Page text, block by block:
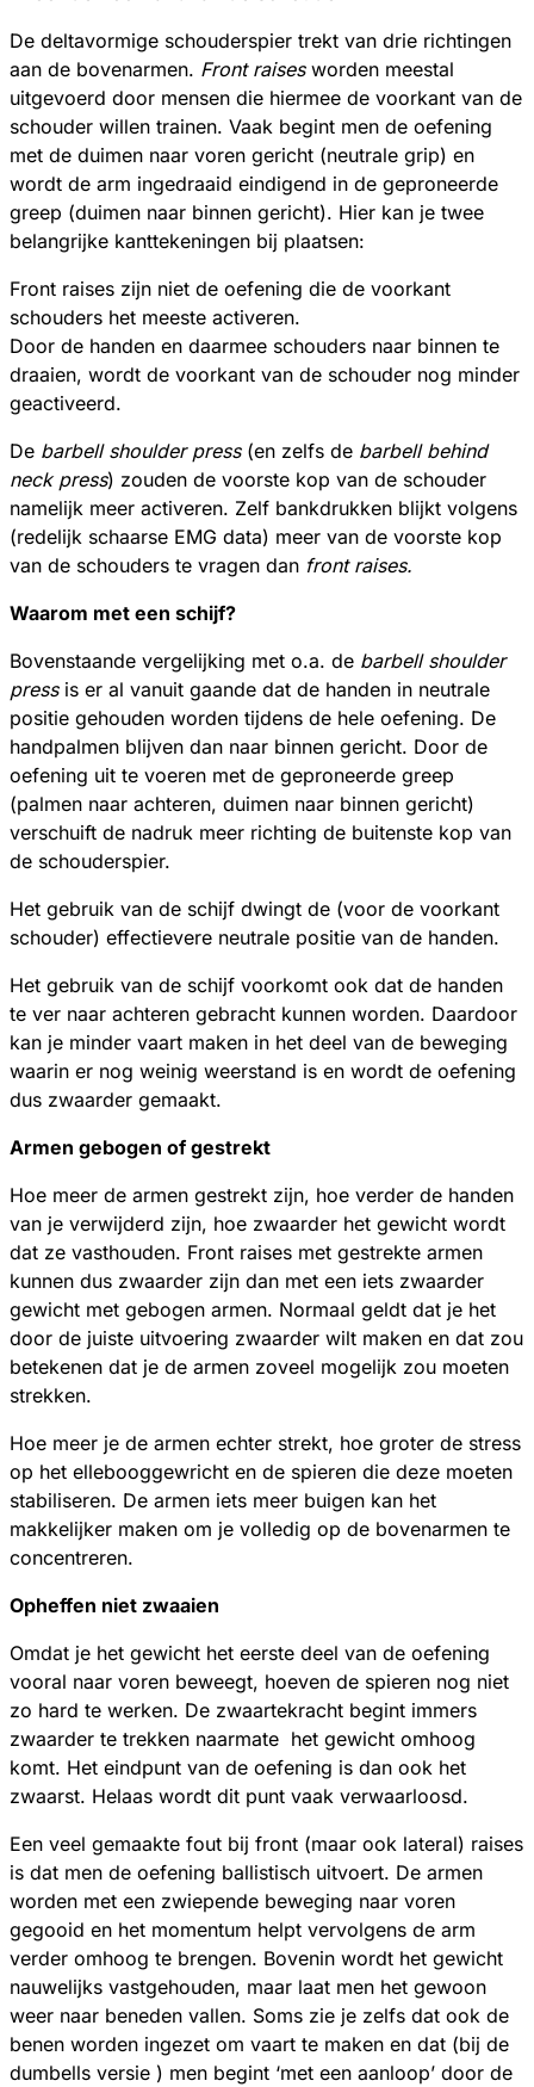
De deltavormige schouderspier trekt van drie richtingen
aan de bovenarmen. Front raises worden meestal
uitgevoerd door mensen die hiermee de voorkant van de
schouder willen trainen. Vaak begint men de oefening
met de duimen naar voren gericht (neutrale grip) en
wordt de arm ingedraaid eindigend in de geproneerde
greep (duimen naar binnen gericht). Hier kan je twee
belangrijke kanttekeningen bij plaatsen:
Front raises zijn niet de oefening die de voorkant
schouders het meeste activeren.
Door de handen en daarmee schouders naar binnen te
draaien, wordt de voorkant van de schouder nog minder
geactiveerd.
De barbell shoulder press(en zelfs de barbell behind
neck press) zouden de voorste kop van de schouder
namelijk meer activeren. Zelf bankdrukken blijkt volgens
(redelijk schaarse EMG data) meer van de voorste kop
van de schouders te vragen dan front raises.
Waarom met een schijf?
Bovenstaande vergelijking met o.a. de barbell shoulder
press is er al vanuit gaande dat de handen in neutrale
positie gehouden worden tijdens de hele oefening. De
handpalmen blijven dan naar binnen gericht. Door de
oefening uit te voeren met de geproneerde greep
(palmen naar achteren, duimen naar binnen gericht)
verschuift de nadruk meer richting de buitenste kop van
de schouderspier.
Het gebruik van de schijf dwingt de (voor de voorkant
schouder) effectievere neutrale positie van de handen.
Het gebruik van de schijf voorkomt ook dat de handen
te ver naar achteren gebracht kunnen worden. Daardoor
kan je minder vaart maken in het deel van de beweging
waarin er nog weinig weerstand is en wordt de oefening
dus zwaarder gemaakt.
Armen gebogen of gestrekt
Hoe meer de armen gestrekt zijn, hoe verder de handen
van je verwijderd zijn, hoe zwaarder het gewicht wordt
dat ze vasthouden. Front raises met gestrekte armen
kunnen dus zwaarder zijn dan met een iets zwaarder
gewicht met gebogen armen. Normaal geldt dat je het
door de juiste uitvoering zwaarder wilt maken en dat zou
betekenen dat je de armen zoveel mogelijk zou moeten
strekken.
Hoe meer je de armen echter strekt, hoe groter de stress
op het ellebooggewricht en de spieren die deze moeten
stabiliseren. De armen iets meer buigen kan het
makkelijker maken om je volledig op de bovenarmen te
concentreren.
Opheffen niet zwaaien
Omdat je het gewicht het eerste deel van de oefening
vooral naar voren beweegt, hoeven de spieren nog niet
zo hard te werken. De zwaartekracht begint immers
zwaarder te trekken naarmate het gewicht omhoog
komt. Het eindpunt van de oefening is dan ook het
zwaarst. Helaas wordt dit punt vaak verwaarloosd.
Een veel gemaakte fout bij front (maar ook lateral) raises
is dat men de oefening ballistisch uitvoert. De armen
worden met een zwiepende beweging naar voren
gegooid en het momentum helpt vervolgens de arm
verder omhoog te brengen. Bovenin wordt het gewicht
nauwelijks vastgehouden, maar laat men het gewoon
weer naar beneden vallen. Soms zie je zelfs dat ook de
benen worden ingezet om vaart te maken en dat (bij de
dumbells versie ) men begint ‘met een aanloop’ door de